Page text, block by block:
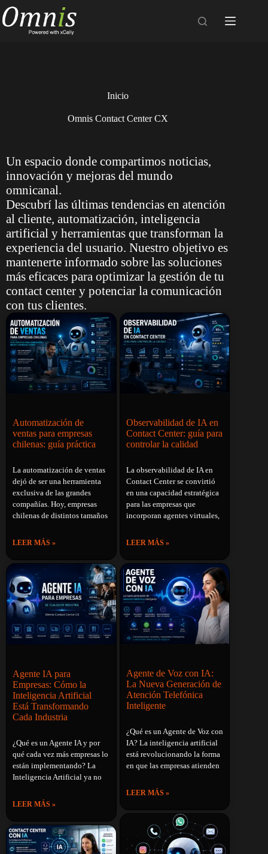
Inicio
Omnis Contact Center CX
Un espacio donde compartimos noticias,
innovación y mejoras del mundo
omnicanal.
Descubrí las últimas tendencias en atención
al cliente, automatización, inteligencia
artificial y herramientas que transforman la
experiencia del usuario. Nuestro objetivo es
mantenerte informado sobre las soluciones
más eficaces para optimizar la gestión de tu
contact center y potenciar la comunicación
con tus clientes.
Automatización de
ventas para empresas
chilenas: guía práctica
La automatización de ventas
dejó de ser una herramienta
exclusiva de las grandes
compañías. Hoy, empresas
chilenas de distintos tamaños
LEER MÁS »
Observabilidad de IA en
Contact Center: guía para
controlar la calidad
La observabilidad de IA en
Contact Center se convirtió
en una capacidad estratégica
para las empresas que
incorporan agentes virtuales,
LEER MÁS »
Agente IA para
Empresas: Cómo la
Inteligencia Artificial
Está Transformando
Cada Industria
¿Qué es un Agente IA y por
qué cada vez más empresas lo
están implementando? La
Inteligencia Artificial ya no
LEER MÁS »
Agente de Voz con IA:
La Nueva Generación de
Atención Telefónica
Inteligente
¿Qué es un Agente de Voz con
IA? La inteligencia artificial
está revolucionando la forma
en que las empresas atienden
LEER MÁS »